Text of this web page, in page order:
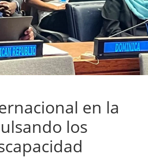
en la
los